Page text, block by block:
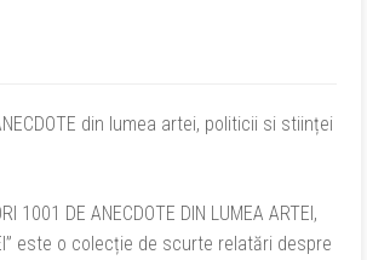
din lumea artei, politicii si stiinței
1001 DE ANECDOTE DIN LUMEA ARTEI,
este o colecție de scurte relatări despre